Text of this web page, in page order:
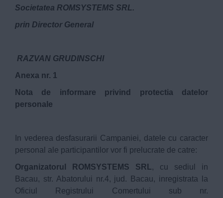
Societatea ROMSYSTEMS SRL.
prin Director General
RAZVAN GRUDINSCHI
Anexa nr. 1
Nota de informare privind protectia datelor
personale
In vederea desfasurarii Campaniei, datele cu caracter
personal ale participantilor vor fi prelucrate de catre:
Organizatorul ROMSYSTEMS SRL, cu sediul in
Bacau, str. Abatorului nr.4, jud. Bacau, inregistrata la
Oficiul Registrului Comertului sub nr.